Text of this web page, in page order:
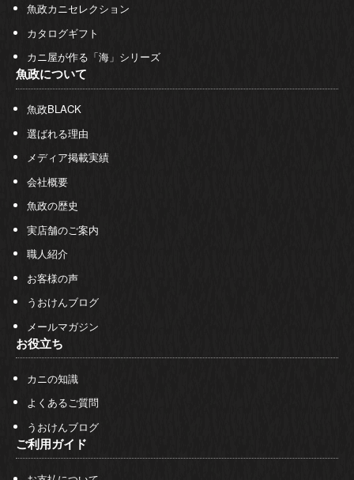
魚政カニセレクション
カタログギフト
カニ屋が作る「海」シリーズ
魚政について
魚政BLACK
選ばれる理由
メディア掲載実績
会社概要
魚政の歴史
実店舗のご案内
職人紹介
お客様の声
うおけんブログ
メールマガジン
お役立ち
カニの知識
よくあるご質問
うおけんブログ
ご利用ガイド